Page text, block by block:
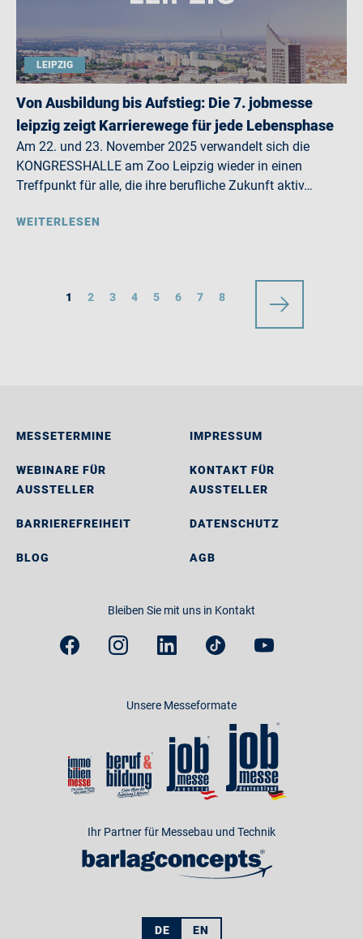
LEIPZIG
Von Ausbildung bis Aufstieg: Die 7. jobmesse
leipzig zeigt Karrierewege für jede Lebensphase
Am 22. und 23. November 2025 verwandelt sich die
KONGRESSHALLE am Zoo Leipzig wieder in einen
Treffpunkt für alle, die ihre berufliche Zukunft aktiv…
WEITERLESEN
1 2 3 4 5 6 7 8
MESSETERMINE
WEBINARE FÜR
AUSSTELLER
BARRIEREFREIHEIT
BLOG
IMPRESSUM
KONTAKT FÜR
AUSSTELLER
DATENSCHUTZ
AGB
Bleiben Sie mit uns in Kontakt
Unsere Messeformate
Ihr Partner für Messebau und Technik
DE EN